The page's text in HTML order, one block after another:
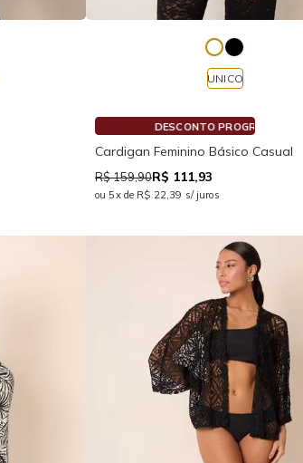
UNICO
DESCONTO PROGRESSIVO
Cardigan Feminino Básico Casual
R$ 159,90R$ 111,93
ou 5x de R$ 22,39 s/ juros